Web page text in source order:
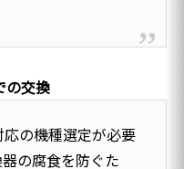
の交換
の機種選定が必要
の腐食を防ぐた